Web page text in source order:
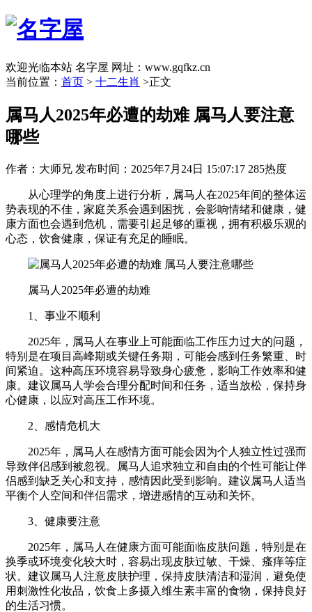
欢迎光临本站 名字屋 网址：www.gqfkz.cn
当前位置： 首页 > 十二生肖 >正文
属马人2025年必遭的劫难 属马人要注意
哪些
作者：大师兄 发布时间：2025年7月24日 15:07:17 285热度
从心理学的角度上进行分析，属马人在2025年间的整体运
势表现的不佳，家庭关系会遇到困扰，会影响情绪和健康，健
康方面也会遇到危机，需要引起足够的重视，拥有积极乐观的
心态，饮食健康，保证有充足的睡眠。
属马人2025年必遭的劫难
1、事业不顺利
2025年，属马人在事业上可能面临工作压力过大的问题，
特别是在项目高峰期或关键任务期，可能会感到任务繁重、时
间紧迫。这种高压环境容易导致身心疲惫，影响工作效率和健
康。建议属马人学会合理分配时间和任务，适当放松，保持身
心健康，以应对高压工作环境。
2、感情危机大
2025年，属马人在感情方面可能会因为个人独立性过强而
导致伴侣感到被忽视。属马人追求独立和自由的个性可能让伴
侣感到缺乏关心和支持，感情因此受到影响。建议属马人适当
平衡个人空间和伴侣需求，增进感情的互动和关怀。
3、健康要注意
2025年，属马人在健康方面可能面临皮肤问题，特别是在
换季或环境变化较大时，容易出现皮肤过敏、干燥、瘙痒等症
状。建议属马人注意皮肤护理，保持皮肤清洁和湿润，避免使
用刺激性化妆品，饮食上多摄入维生素丰富的食物，保持良好
的生活习惯。